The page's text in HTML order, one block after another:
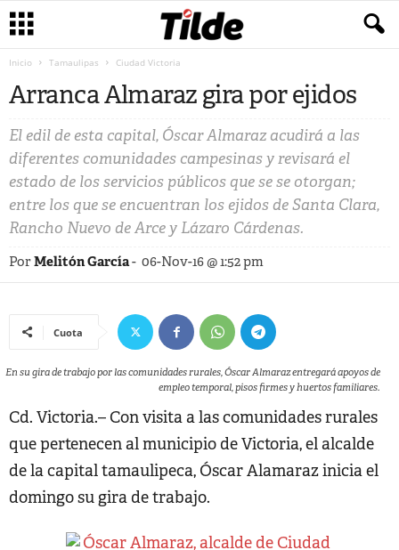
Inicio Tamaulipas Ciudad Victoria
Arranca Almaraz gira por ejidos
El edil de esta capital, Óscar Almaraz acudirá a las
diferentes comunidades campesinas y revisará el
estado de los servicios públicos que se se otorgan;
entre los que se encuentran los ejidos de Santa Clara,
Rancho Nuevo de Arce y Lázaro Cárdenas.
PorMelitón García- 06-Nov-16 @ 1:52 pm
Cuota
En su gira de trabajo por las comunidades rurales, Óscar Almaraz entregará apoyos de
empleo temporal, pisos firmes y huertos familiares.
Cd. Victoria.– Con visita a las comunidades rurales
que pertenecen al municipio de Victoria, el alcalde
de la capital tamaulipeca, Óscar Alamaraz inicia el
domingo su gira de trabajo.